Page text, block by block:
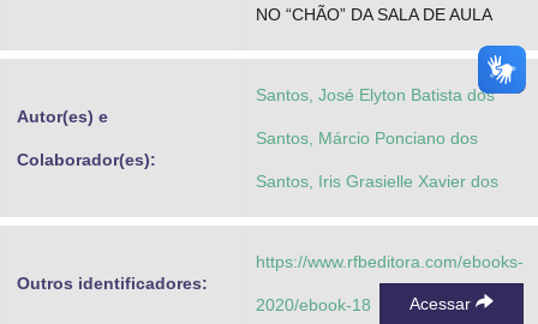
NO “CHÃO” DA SALA DE AULA
Autor(es) e
Colaborador(es):
Santos, José Elyton Batista dos
Santos, Márcio Ponciano dos
Santos, Iris Grasielle Xavier dos
Outros identificadores:
https://www.rfbeditora.com/ebooks-
2020/ebook-18 Acessar